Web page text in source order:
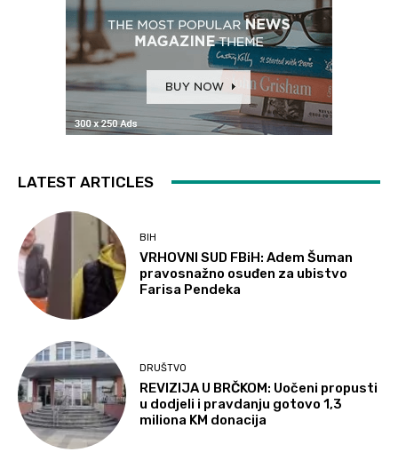
LATEST ARTICLES
BIH
VRHOVNI SUD FBiH: Adem Šuman
pravosnažno osuđen za ubistvo
Farisa Pendeka
DRUŠTVO
REVIZIJA U BRČKOM: Uočeni propusti
u dodjeli i pravdanju gotovo 1,3
miliona KM donacija